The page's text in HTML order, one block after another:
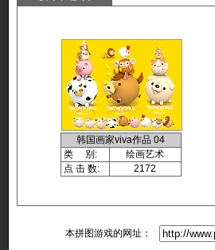
韩国画家viva作品 04
类 别:
绘画艺术
点 击 数:
2172
本拼图游戏的网址：